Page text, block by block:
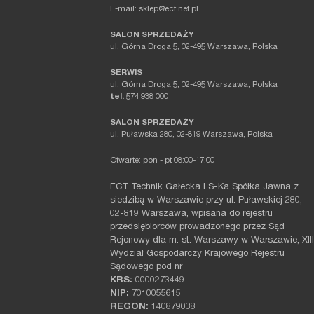
E-mail: sklep@ect.net.pl
SALON SPRZEDAŻY
ul. Górna Droga 5, 02-495 Warszawa, Polska
SERWIS
ul. Górna Droga 5, 02-495 Warszawa, Polska
tel. 574 938 000
SALON SPRZEDAŻY
ul. Puławska 280, 02-819 Warszawa, Polska
Otwarte: pon - pt 08:00-17:00
ECT Technik Gałecka i S-Ka Spółka Jawna z
siedzibą w Warszawie przy ul. Puławskiej 280,
02-819 Warszawa, wpisana do rejestru
przedsiębiorców prowadzonego przez Sąd
Rejonowy dla m. st. Warszawy w Warszawie, XIII
Wydział Gospodarczy Krajowego Rejestru
Sądowego pod nr
KRS: 0000273449
NIP: 7010055615
REGON: 140879038